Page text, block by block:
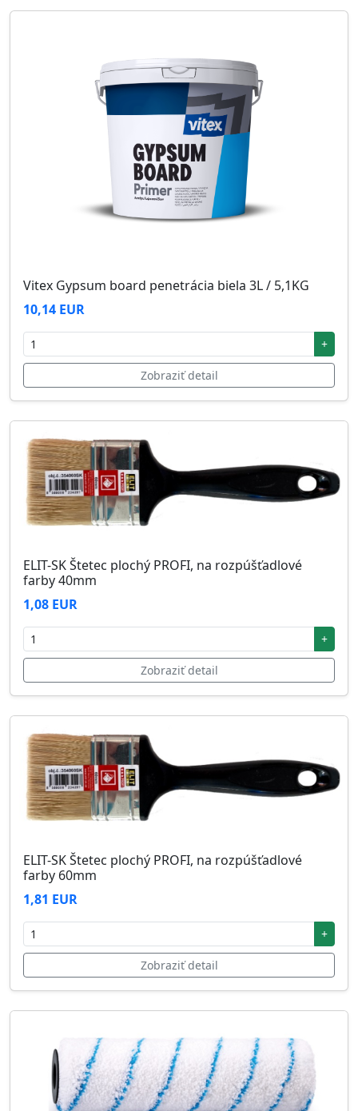
Vitex Gypsum board penetrácia biela 3L / 5,1KG
10,14 EUR
+
Zobraziť detail
ELIT-SK Štetec plochý PROFI, na rozpúšťadlové
farby 40mm
1,08 EUR
+
Zobraziť detail
ELIT-SK Štetec plochý PROFI, na rozpúšťadlové
farby 60mm
1,81 EUR
+
Zobraziť detail